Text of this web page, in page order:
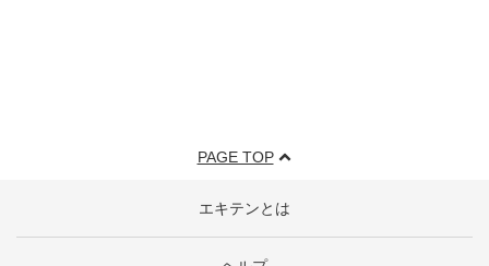
PAGE TOP
エキテンとは